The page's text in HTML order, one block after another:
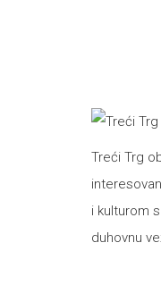
Treći Trg
i kulturom
duhovnu